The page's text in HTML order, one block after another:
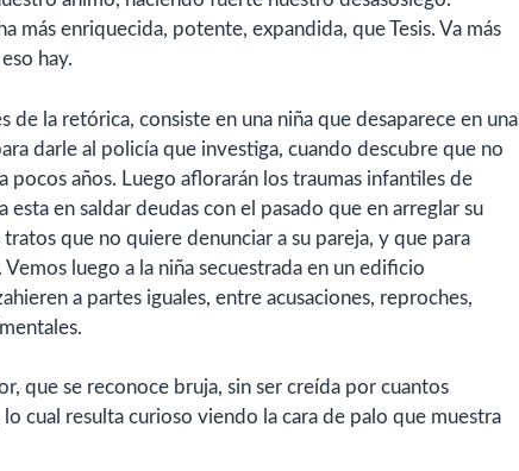
más enriquecida, potente, expandida, que Tesis. Va más
hay.
la retórica, consiste en una niña que desaparece en una
darle al policía que investiga, cuando descubre que no
años. Luego aflorarán los traumas infantiles de
en saldar deudas con el pasado que en arreglar su
que no quiere denunciar a su pareja, y que para
luego a la niña secuestrada en un edificio
a partes iguales, entre acusaciones, reproches,
que se reconoce bruja, sin ser creída por cuantos
cual resulta curioso viendo la cara de palo que muestra